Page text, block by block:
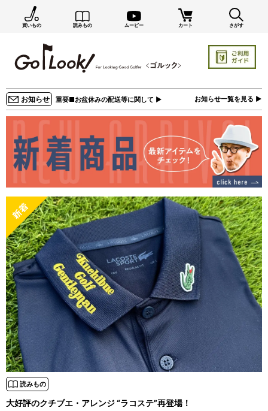
買いもの 読みもの ムービー カート さがす
お知らせ 重要■お盆休みの配送等に関して ▶ お知らせ一覧を見る ▶
読みもの
大好評のクチブエ・アレンジ “ラコステ”再登場！
×
GO/LOOK! からのお知らせ（受信設定）
新商品情報や編集部のオススメ、オトクな情報・買い
まだご登録でない方はぜひ！
店長ジャック厳選の新作商品情報をいち早くお届け（メルマガ）
編集部セレクトのスタイル提案・お得情報（ダイレクトメール）
カートに残っている商品のお知らせ（買い忘れ通知）
お知らせを受け取る
いつでもメール内のリンクから配信停止できます